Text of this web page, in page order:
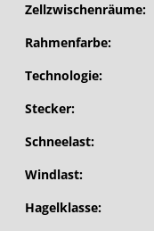
Zellzwischenräume:
Rahmenfarbe:
Technologie:
Stecker:
Schneelast:
Windlast:
Hagelklasse: